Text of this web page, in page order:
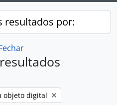
resultados por:
filtro:
objeto digital